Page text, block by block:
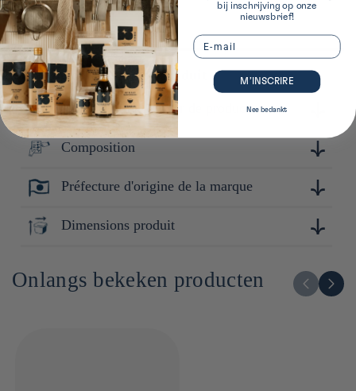
Plus de détails sur ce produit
Meer informatie over de producent
Touga est une marque réputée pour sa maîtrise de la
simplicité et à la qualité, Touga conçoit des produits durables
et pratiques, adaptés à un usage quotidien tout en apportant
Composition
CéramiquePréfecture d'origine de la marque
Toyama
Dimensions produit
Onlangs bekeken producten
bij inschrijving op onze
nieuwsbrief!
Email
M’INSCRIRE
Nee bedankt